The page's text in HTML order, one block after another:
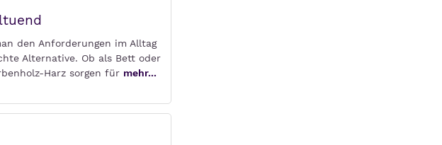
den Anforderungen im Alltag
Alternative. Ob als Bett oder
Harz sorgen für mehr...